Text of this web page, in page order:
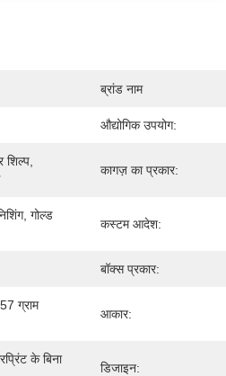
ब्रांड नाम
औद्योगिक उपयोग:
शिल्प,
कागज़ का प्रकार:
गोल्ड
कस्टम आदेश:
बॉक्स प्रकार:
ग्राम
आकार:
के बिना
डिजाइन: